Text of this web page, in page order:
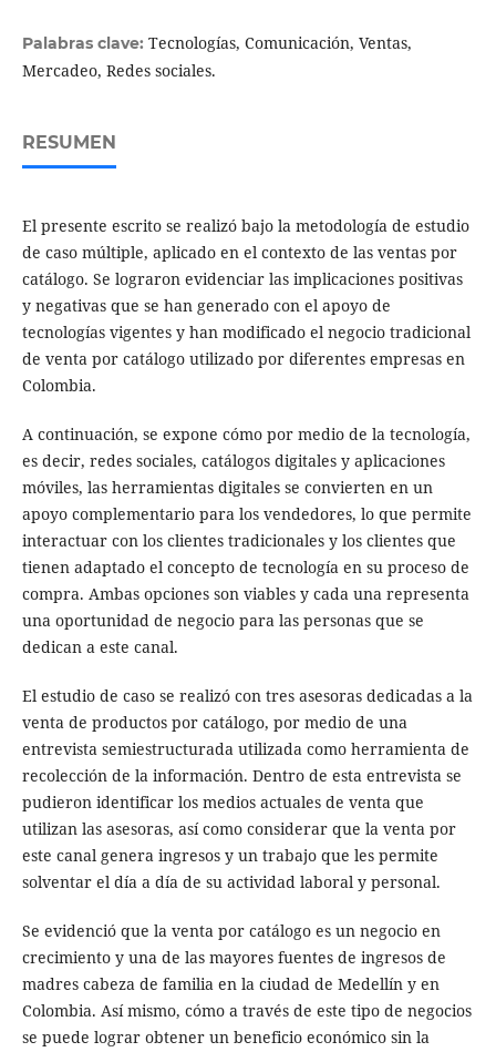
Palabras clave: Tecnologías, Comunicación, Ventas,
Mercadeo, Redes sociales.
RESUMEN
El presente escrito se realizó bajo la metodología de estudio
de caso múltiple, aplicado en el contexto de las ventas por
catálogo. Se lograron evidenciar las implicaciones positivas
y negativas que se han generado con el apoyo de
tecnologías vigentes y han modificado el negocio tradicional
de venta por catálogo utilizado por diferentes empresas en
Colombia.
A continuación, se expone cómo por medio de la tecnología,
es decir, redes sociales, catálogos digitales y aplicaciones
móviles, las herramientas digitales se convierten en un
apoyo complementario para los vendedores, lo que permite
interactuar con los clientes tradicionales y los clientes que
tienen adaptado el concepto de tecnología en su proceso de
compra. Ambas opciones son viables y cada una representa
una oportunidad de negocio para las personas que se
dedican a este canal.
El estudio de caso se realizó con tres asesoras dedicadas a la
venta de productos por catálogo, por medio de una
entrevista semiestructurada utilizada como herramienta de
recolección de la información. Dentro de esta entrevista se
pudieron identificar los medios actuales de venta que
utilizan las asesoras, así como considerar que la venta por
este canal genera ingresos y un trabajo que les permite
solventar el día a día de su actividad laboral y personal.
Se evidenció que la venta por catálogo es un negocio en
crecimiento y una de las mayores fuentes de ingresos de
madres cabeza de familia en la ciudad de Medellín y en
Colombia. Así mismo, cómo a través de este tipo de negocios
se puede lograr obtener un beneficio económico sin la